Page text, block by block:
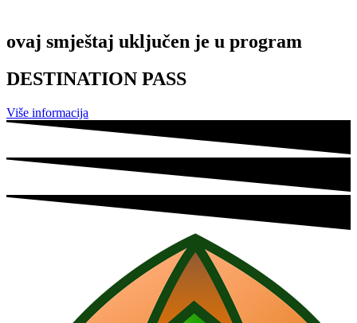
ovaj smještaj uključen je u program
DESTINATION PASS
Više informacija